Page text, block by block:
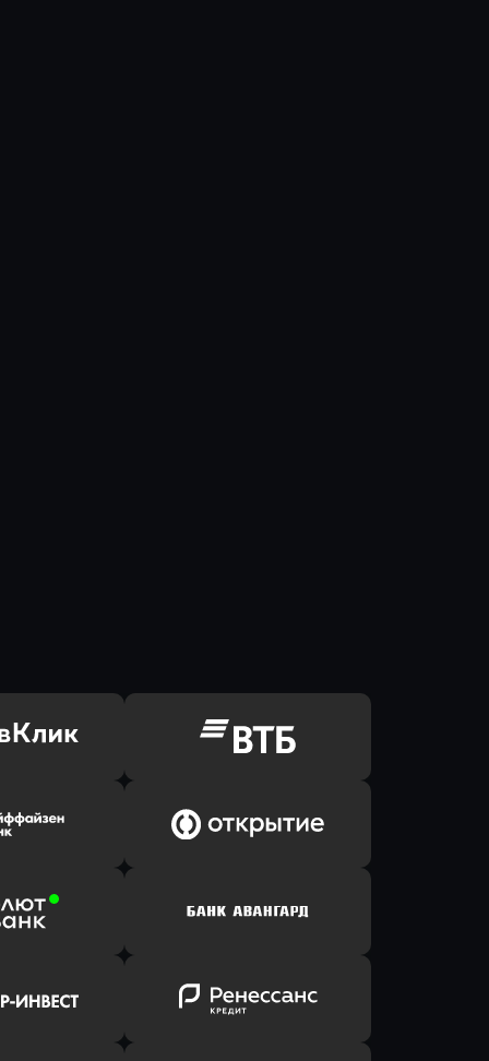
заявку
Банк
Оправить заявку
в ВТБ
заявку
Банк
в Банк Открытие
заявку
Банк
Оправить заявку
в Банк Авангард